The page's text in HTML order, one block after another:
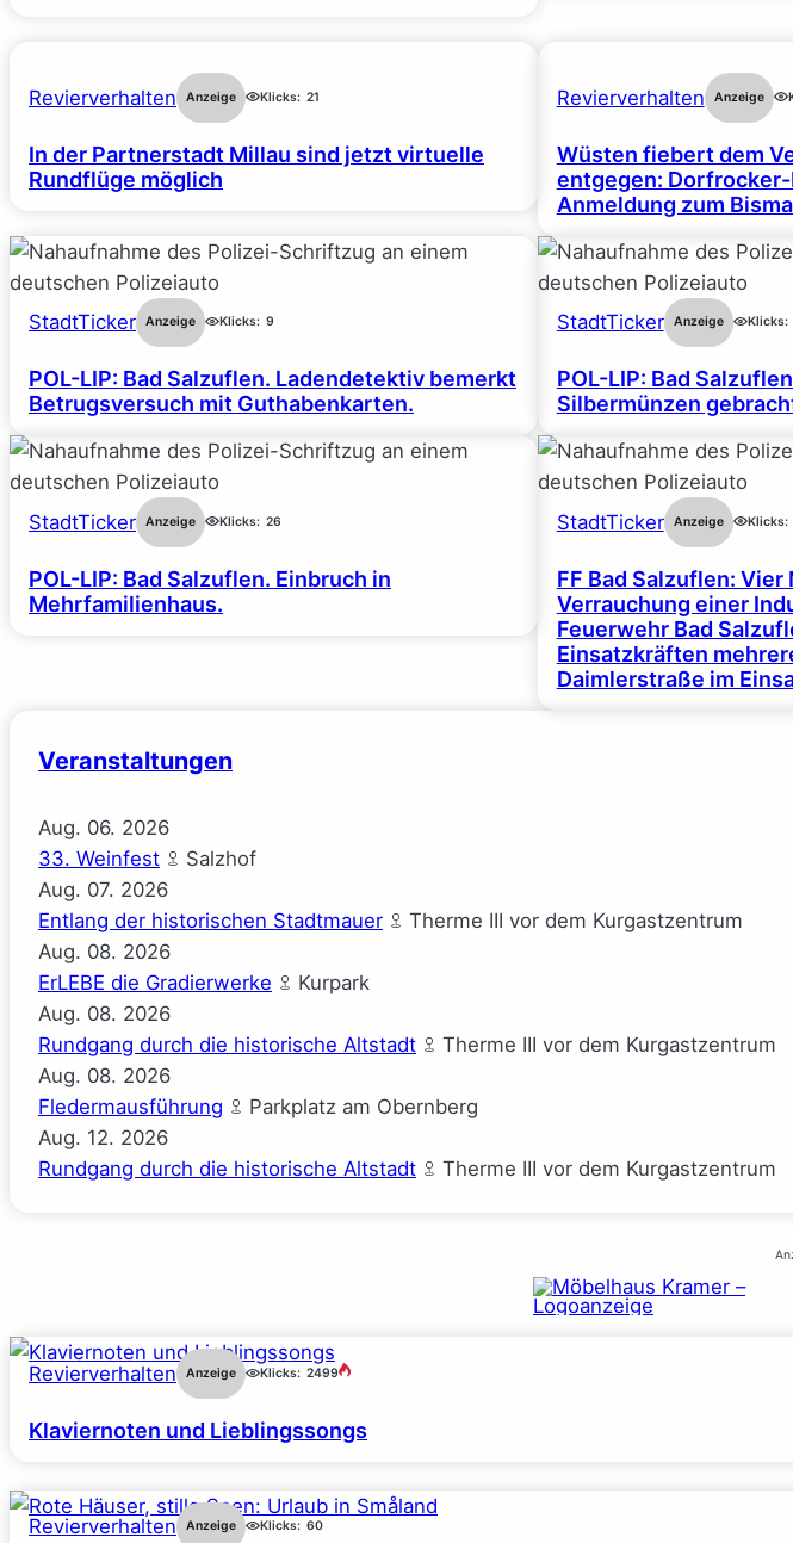
Revierverhalten Anzeige Klicks: 21
In der Partnerstadt Millau sind jetzt virtuelle
Rundflüge möglich
Revierverhalten Anzeige
Wüsten fiebert dem
entgegen:
Anmeldung zum
StadtTicker Anzeige Klicks: 9
POL-LIP: Bad Salzuflen. Ladendetektiv bemerkt
Betrugsversuch mit Guthabenkarten.
StadtTicker Anzeige Klicks:
POL-LIP: Bad
Silbermünzen
StadtTicker Anzeige Klicks: 26
POL-LIP: Bad Salzuflen. Einbruch in
Mehrfamilienhaus.
StadtTicker Anzeige Klicks:
FF Bad Salzuflen: Vier
Verrauchung einer
Feuerwehr Bad
Einsatzkräften
Daimlerstraße im
Veranstaltungen
Aug. 06. 2026
33. Weinfest
Salzhof
Aug. 07. 2026
Entlang der historischen Stadtmauer
Therme III vor dem Kurgastzentrum
Aug. 08. 2026
ErLEBE die Gradierwerke
Kurpark
Aug. 08. 2026
Rundgang durch die historische Altstadt
Therme III vor dem Kurgastzentrum
Aug. 08. 2026
Fledermausführung
Parkplatz am Obernberg
Aug. 12. 2026
Rundgang durch die historische Altstadt
Therme III vor dem Kurgastzentrum
Revierverhalten Anzeige Klicks: 2499
Klaviernoten und Lieblingssongs
Revierverhalten Anzeige Klicks: 60